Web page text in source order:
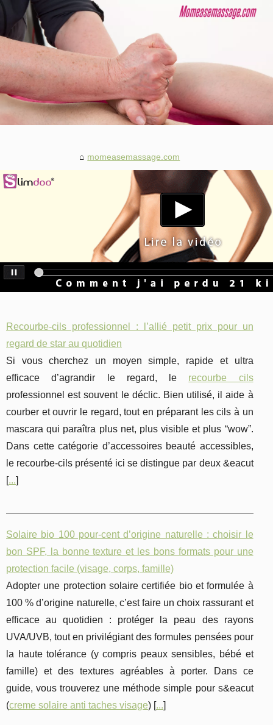
momeasemassage.com
Recourbe-cils professionnel : l’allié petit prix pour un
regard de star au quotidien
Si vous cherchez un moyen simple, rapide et ultra
efficace d’agrandir le regard, le recourbe cils
professionnel est souvent le déclic. Bien utilisé, il aide à
courber et ouvrir le regard, tout en préparant les cils à un
mascara qui paraîtra plus net, plus visible et plus “wow”.
Dans cette catégorie d’accessoires beauté accessibles,
le recourbe-cils présenté ici se distingue par deux &eacut
[...]
Solaire bio 100 pour-cent d’origine naturelle : choisir le
bon SPF, la bonne texture et les bons formats pour une
protection facile (visage, corps, famille)
Adopter une protection solaire certifiée bio et formulée à
100 % d’origine naturelle, c’est faire un choix rassurant et
efficace au quotidien : protéger la peau des rayons
UVA/UVB, tout en privilégiant des formules pensées pour
la haute tolérance (y compris peaux sensibles, bébé et
famille) et des textures agréables à porter. Dans ce
guide, vous trouverez une méthode simple pour s&eacut
(creme solaire anti taches visage) [...]